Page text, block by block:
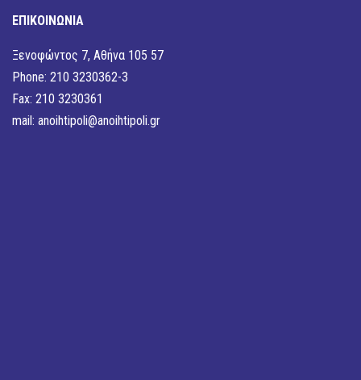
ΕΠΙΚΟΙΝΩΝΙΑ
Ξενοφώντος 7, Αθήνα 105 57
Phone: 210 3230362-3
Fax: 210 3230361
mail: anoihtipoli@anoihtipoli.gr